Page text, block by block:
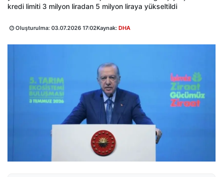
kredi limiti 3 milyon liradan 5 milyon liraya yükseltildi
Oluşturulma: 03.07.2026 17:02Kaynak: DHA